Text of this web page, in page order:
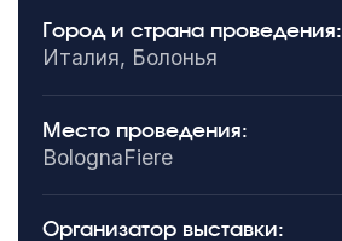
Город и страна проведения:
Италия, Болонья
Место проведения:
BolognaFiere
Организатор выставки: